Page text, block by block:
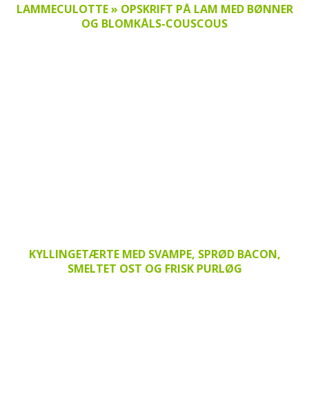
LAMMECULOTTE » OPSKRIFT PÅ LAM MED BØNNER
OG BLOMKÅLS-COUSCOUS
KYLLINGETÆRTE MED SVAMPE, SPRØD BACON,
SMELTET OST OG FRISK PURLØG